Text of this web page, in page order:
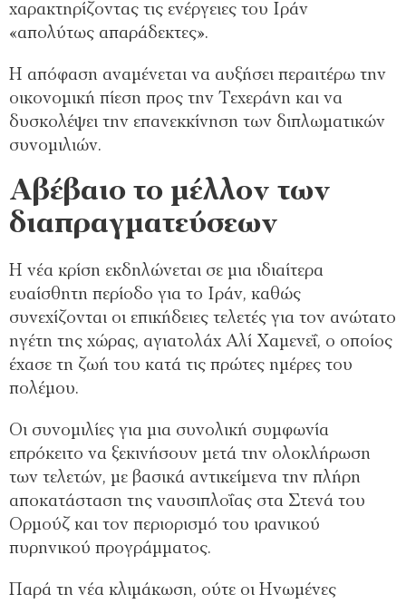
χαρακτηρίζοντας τις ενέργειες του Ιράν
«απολύτως απαράδεκτες».
Η απόφαση αναμένεται να αυξήσει περαιτέρω την
οικονομική πίεση προς την Τεχεράνη και να
δυσκολέψει την επανεκκίνηση των διπλωματικών
συνομιλιών.
Αβέβαιο το μέλλον των
διαπραγματεύσεων
Η νέα κρίση εκδηλώνεται σε μια ιδιαίτερα
ευαίσθητη περίοδο για το Ιράν, καθώς
συνεχίζονται οι επικήδειες τελετές για τον ανώτατο
ηγέτη της χώρας, αγιατολάχ Αλί Χαμενεΐ, ο οποίος
έχασε τη ζωή του κατά τις πρώτες ημέρες του
πολέμου.
Οι συνομιλίες για μια συνολική συμφωνία
επρόκειτο να ξεκινήσουν μετά την ολοκλήρωση
των τελετών, με βασικά αντικείμενα την πλήρη
αποκατάσταση της ναυσιπλοΐας στα Στενά του
Ορμούζ και τον περιορισμό του ιρανικού
πυρηνικού προγράμματος.
Παρά τη νέα κλιμάκωση, ούτε οι Ηνωμένες